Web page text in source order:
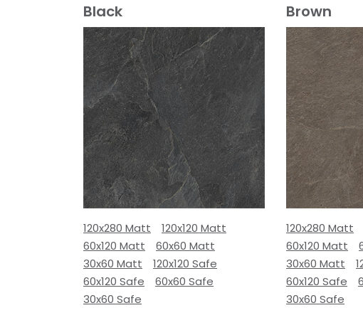
Black
120x280 Matt
120x120 Matt
60x120 Matt
60x60 Matt
30x60 Matt
120x120 Safe
60x120 Safe
60x60 Safe
30x60 Safe
Brown
120x280 Matt
60x120 Matt
30x60 Matt
60x120 Safe
30x60 Safe